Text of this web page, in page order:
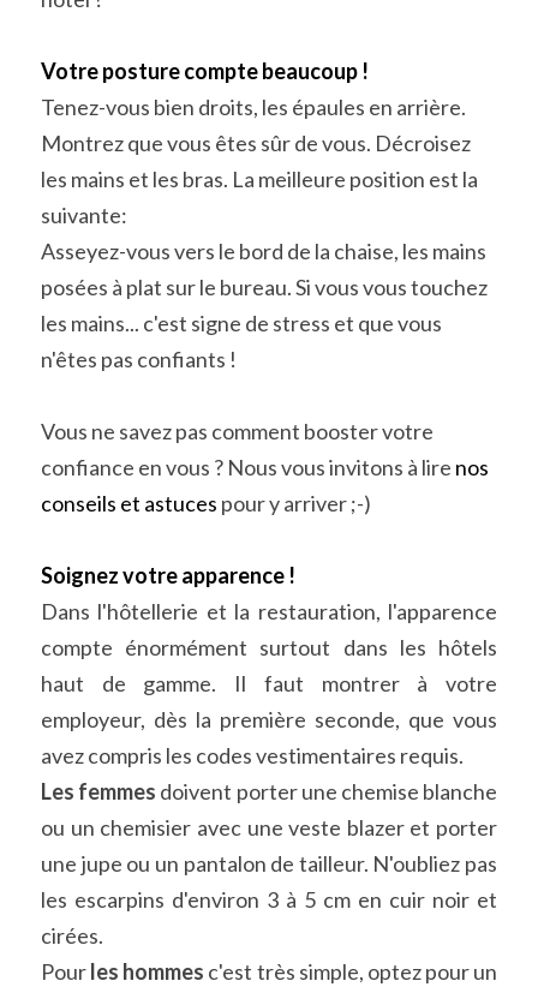
Votre posture compte beaucoup !
Tenez-vous bien droits, les épaules en arrière.
Montrez que vous êtes sûr de vous. Décroisez
les mains et les bras. La meilleure position est la
suivante:
Asseyez-vous vers le bord de la chaise, les mains
posées à plat sur le bureau. Si vous vous touchez
les mains... c'est signe de stress et que vous
n'êtes pas confiants !
Vous ne savez pas comment booster votre
confiance en vous ? Nous vous invitons à lire nos
conseils et astuces pour y arriver ;-)
Soignez votre apparence !
Dans l'hôtellerie et la restauration, l'apparence
compte énormément surtout dans les hôtels
haut de gamme. Il faut montrer à votre
employeur, dès la première seconde, que vous
avez compris les codes vestimentaires requis.
Les femmes doivent porter une chemise blanche
ou un chemisier avec une veste blazer et porter
une jupe ou un pantalon de tailleur. N'oubliez pas
les escarpins d'environ 3 à 5 cm en cuir noir et
cirées.
Pour les hommes c'est très simple, optez pour un